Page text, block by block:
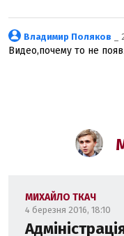
Владимир Поляков _
Видео,почему то не
МИХАЙЛО ТКАЧ
4 березня 2016, 18:10